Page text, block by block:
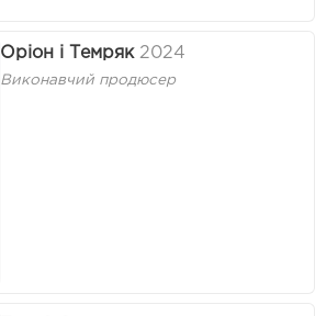
Оріон і Темряк 2024
Виконавчий продюсер